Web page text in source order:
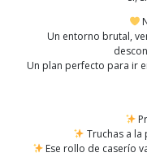
Un entorno brutal,
Un plan perfecto para ir
Truchas a
Ese rollo de caserío